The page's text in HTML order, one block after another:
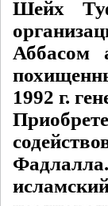
Шейх
Аббасом
1992 г.